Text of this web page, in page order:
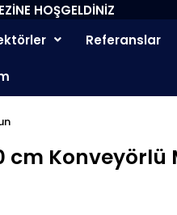
HOŞGELDİNİZ
Referanslar
cm